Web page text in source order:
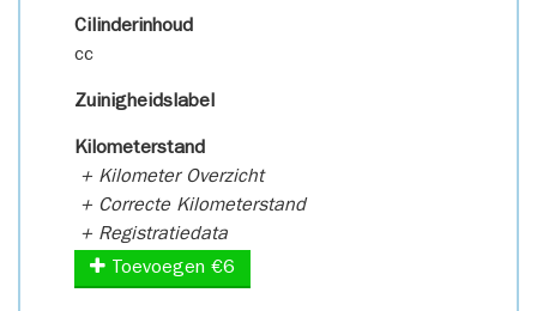
Cilinderinhoud
cc
Zuinigheidslabel
Kilometerstand
+ Kilometer Overzicht
+ Correcte Kilometerstand
+ Registratiedata
Toevoegen €6